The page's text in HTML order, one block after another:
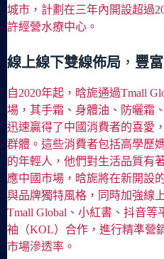
城市，計劃在三年內開設超過
許經營水療中心。
線上線下雙線佈局 ， 豐
自2020年起，晗旎通過Tmall
場，其手霜、身體油、防曬霜
迅速贏得了中國消費者的喜愛
群體。這些消費者包括高學歷
的年輕人，他們對生活品質有
應中國市場，晗旎將在新開設
與品牌獨特風格，同時加強線
Tmall Global、小紅書、抖音
袖（KOL）合作，進行精準營
市場滲透率。